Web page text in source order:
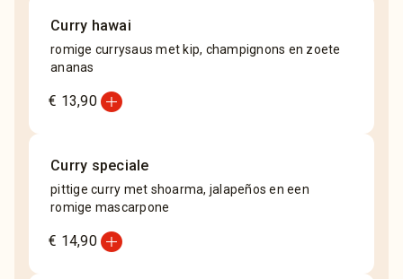
Curry hawai
romige currysaus met kip, champignons en zoete
ananas
€ 13,90add_circle
Curry speciale
pittige curry met shoarma, jalapeños en een
romige mascarpone
€ 14,90add_circle